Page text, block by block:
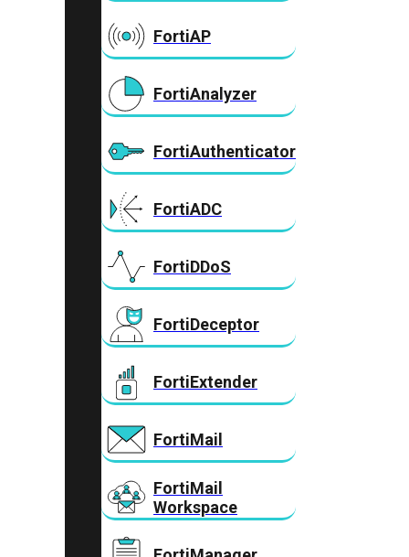
FortiAP
FortiAnalyzer
FortiAuthenticator
FortiADC
FortiDDoS
FortiDeceptor
FortiExtender
FortiMail
FortiMail
Workspace